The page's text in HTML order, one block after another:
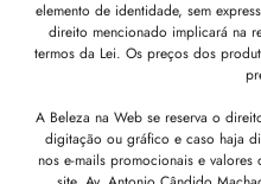
elemento de identidade, sem
direito mencionado implicará na
termos da Lei. Os preços dos
A Beleza na Web se reserva o
digitação ou gráfico e caso haja
nos e-mails promocionais e